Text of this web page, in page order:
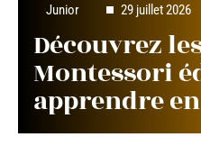
Junior 29 juillet 2026
Découvrez
Montessori
apprendre